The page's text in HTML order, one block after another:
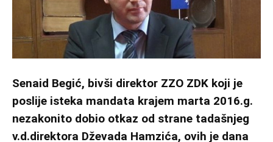
Senaid Begić, bivši direktor ZZO ZDK koji je
poslije isteka mandata krajem marta 2016.g.
nezakonito dobio otkaz od strane tadašnjeg
v.d.direktora Dževada Hamzića, ovih je dana